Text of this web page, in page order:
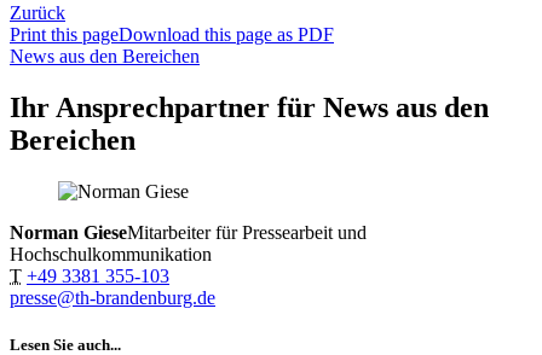
Zurück
Print this pageDownload this page as PDF
News aus den Bereichen
Ihr Ansprechpartner für News aus den
Bereichen
Norman GieseMitarbeiter für Pressearbeit und
Hochschulkommunikation
T +49 3381 355-103
presse@th-brandenburg.de
Lesen Sie auch...